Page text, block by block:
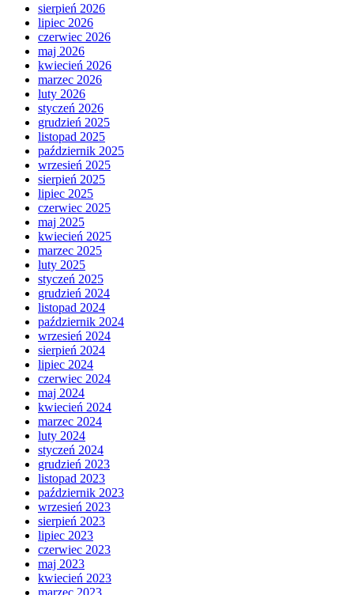
sierpień 2026
lipiec 2026
czerwiec 2026
maj 2026
kwiecień 2026
marzec 2026
luty 2026
styczeń 2026
grudzień 2025
listopad 2025
październik 2025
wrzesień 2025
sierpień 2025
lipiec 2025
czerwiec 2025
maj 2025
kwiecień 2025
marzec 2025
luty 2025
styczeń 2025
grudzień 2024
listopad 2024
październik 2024
wrzesień 2024
sierpień 2024
lipiec 2024
czerwiec 2024
maj 2024
kwiecień 2024
marzec 2024
luty 2024
styczeń 2024
grudzień 2023
listopad 2023
październik 2023
wrzesień 2023
sierpień 2023
lipiec 2023
czerwiec 2023
maj 2023
kwiecień 2023
marzec 2023